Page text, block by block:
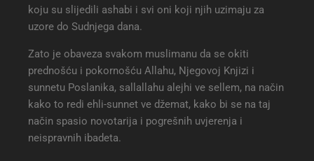
koju su slijedili ashabi i svi oni koji njih uzimaju za
uzore do Sudnjega dana.
Zato je obaveza svakom muslimanu da se okiti
prednošću i pokornošću Allahu, Njegovoj Knjizi i
sunnetu Poslanika, sallallahu alejhi ve sellem, na način
kako to redi ehli-sunnet ve džemat, kako bi se na taj
način spasio novotarija i pogrešnih uvjerenja i
neispravnih ibadeta.